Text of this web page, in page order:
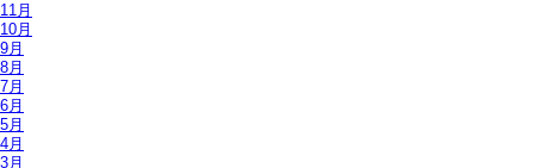
11月
10月
9月
8月
7月
6月
5月
4月
3月